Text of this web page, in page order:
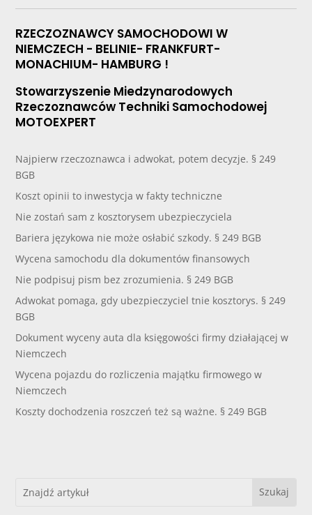
RZECZOZNAWCY SAMOCHODOWI W
NIEMCZECH - BELINIE- FRANKFURT-
MONACHIUM- HAMBURG !
Stowarzyszenie Miedzynarodowych
Rzeczoznawców Techniki Samochodowej
MOTOEXPERT
Najpierw rzeczoznawca i adwokat, potem decyzje. § 249
BGB
Koszt opinii to inwestycja w fakty techniczne
Nie zostań sam z kosztorysem ubezpieczyciela
Bariera językowa nie może osłabić szkody. § 249 BGB
Wycena samochodu dla dokumentów finansowych
Nie podpisuj pism bez zrozumienia. § 249 BGB
Adwokat pomaga, gdy ubezpieczyciel tnie kosztorys. § 249
BGB
Dokument wyceny auta dla księgowości firmy działającej w
Niemczech
Wycena pojazdu do rozliczenia majątku firmowego w
Niemczech
Koszty dochodzenia roszczeń też są ważne. § 249 BGB